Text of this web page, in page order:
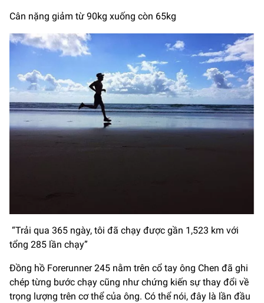
Cân nặng giảm từ 90kg xuống còn 65kg
“Trải qua 365 ngày, tôi đã chạy được gần 1,523 km với
tổng 285 lần chạy”
Đồng hồ Forerunner 245 nằm trên cổ tay ông Chen đã ghi
chép từng bước chạy cũng như chứng kiến sự thay đổi về
trọng lượng trên cơ thể của ông. Có thể nói, đây là lần đầu